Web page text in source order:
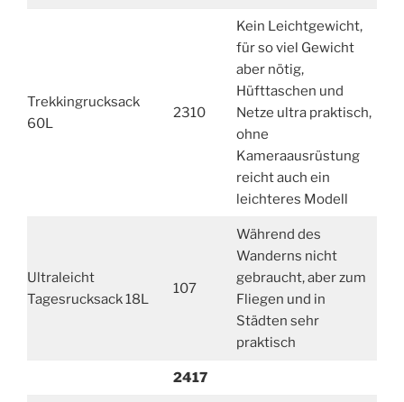
Trekkingrucksack
60L
2310
Kein Leichtgewicht,
für so viel Gewicht
aber nötig,
Hüfttaschen und
Netze ultra praktisch,
ohne
Kameraausrüstung
reicht auch ein
leichteres Modell
Ultraleicht
Tagesrucksack 18L
107
Während des
Wanderns nicht
gebraucht, aber zum
Fliegen und in
Städten sehr
praktisch
2417